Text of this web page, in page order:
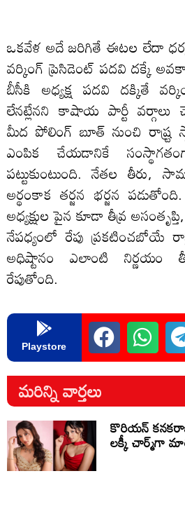
ఒకవేళ అదే జరిగితే ఈటల లేదా
వర్కింగ్‌ ప్రెసిడెంట్‌ పదవి దక్కే
బీసీకి అధ్యక్ష పదవి దక్కితే
లేనట్లేనని కాషాయ పార్టీ వర్గాలు
మీద పోలింగ్ బూత్ నుంచి రాష్ర్ట
ఎంపిక చేయడానికే
పట్టుకుంటుంది. నేతల తీరు,
అర్థంకాక తర్జన భర్జన
అధ్యక్షుల పైన కూడా తీవ్ర అసంతృప్తి,
నేపధ్యంలో రేపు ప్రకటించబోయే
అధిష్టానం ఎలాంటి నిర్ణయం
రేపుతోంది.
Playstore
మరిన్ని వార్తలు
కొరియన్
లక్కీ చార్మ్‌గా